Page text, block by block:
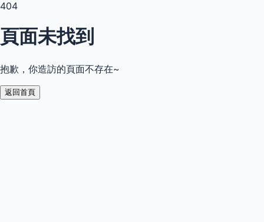
404
頁面未找到
抱歉，你造訪的頁面不存在~
返回首頁